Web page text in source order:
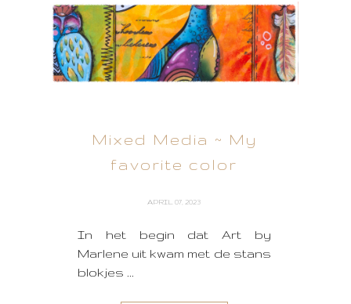
Mixed Media ~ My
favorite color
APRIL 07, 2023
In het begin dat Art by
Marlene uit kwam met de stans
blokjes ...